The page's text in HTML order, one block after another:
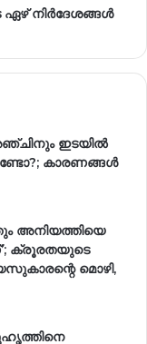
നിര്‍ദേശങ്ങള്‍
ഇടയിൽ
കാരണങ്ങള്‍
അനിയത്തിയെ
ക്രൂരതയുടെ
മൊഴി,